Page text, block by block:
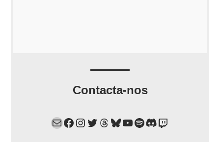
Contacta-nos
Mail Facebook Instagram Twitter Threads Bluesky YouTube Spotify Discord Twitch